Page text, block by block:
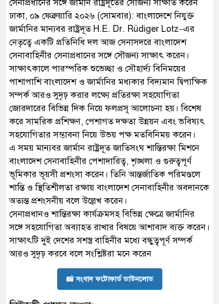
সেনাপ্রধানের সঙ্গে জার্মান রাষ্ট্রদূতের সৌজন্য সাক্ষাত করেন
ঢাকা, ০৯ ফেব্রুয়ারি ২০২৬ (সোমবার): বাংলাদেশে নিযুক্ত
জার্মানির মান্যবর রাষ্ট্রদূত H.E. Dr. Rüdiger Lotz–এর
নেতৃত্বে একটি প্রতিনিধি দল আজ সেনাসদরে বাংলাদেশ
সেনাবাহিনীর সেনাপ্রধানের সঙ্গে সৌজন্য সাক্ষাৎ করেন।
সাক্ষাৎকালে পারস্পরিক শুভেচ্ছা ও সৌহার্দ্য বিনিময়ের
পাশাপাশি বাংলাদেশ ও জার্মানির মধ্যকার বিদ্যমান দ্বিপাক্ষিক
সম্পর্ক আরও সুদৃঢ় করার লক্ষ্যে প্রতিরক্ষা সহযোগিতা
জোরদারের বিভিন্ন দিক নিয়ে ফলপ্রসূ আলোচনা হয়। বিশেষ
করে সামরিক প্রশিক্ষণ, পেশাগত দক্ষতা উন্নয়ন এবং ভবিষ্যৎ
সহযোগিতার সম্ভাবনা নিয়ে উভয় পক্ষ মতবিনিময় করেন।
এ সময় মান্যবর জার্মান রাষ্ট্রদূত জাতিসংঘ শান্তিরক্ষা মিশনে
বাংলাদেশ সেনাবাহিনীর পেশাদারিত্ব, শৃঙ্খলা ও গুরুত্বপূর্ণ
ভূমিকার ভূয়সী প্রশংসা করেন। তিনি আন্তর্জাতিক পরিমণ্ডলে
শান্তি ও স্থিতিশীলতা রক্ষায় বাংলাদেশ সেনাবাহিনীর অবদানকে
অত্যন্ত প্রশংসনীয় বলে উল্লেখ করেন।
সেনাপ্রধানও শান্তিরক্ষা কার্যক্রমসহ বিভিন্ন ক্ষেত্রে জার্মানির
সঙ্গে সহযোগিতা অব্যাহত রাখার বিষয়ে আশাবাদ ব্যক্ত করেন।
সাক্ষাৎটি দুই দেশের সশস্ত্র বাহিনীর মধ্যে বন্ধুত্বপূর্ণ সম্পর্ক
আরও সুদৃঢ় করবে বলে সংশ্লিষ্টরা মনে করেন
📸 সংবাদ ফটোকার্ড ডাউনলোড